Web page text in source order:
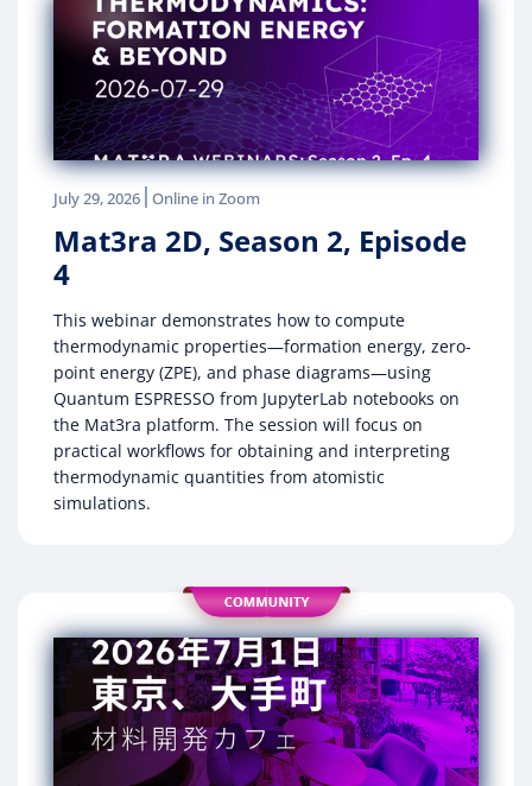
July 29, 2026 | Online in Zoom
Mat3ra 2D, Season 2, Episode
4
This webinar demonstrates how to compute
thermodynamic properties—formation energy, zero-
point energy (ZPE), and phase diagrams—using
Quantum ESPRESSO from JupyterLab notebooks on
the Mat3ra platform. The session will focus on
practical workflows for obtaining and interpreting
thermodynamic quantities from atomistic
simulations.